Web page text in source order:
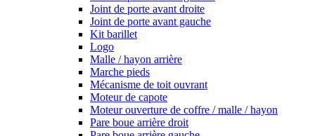
Joint de porte avant droite
Joint de porte avant gauche
Kit barillet
Logo
Malle / hayon arrière
Marche pieds
Mécanisme de toit ouvrant
Moteur de capote
Moteur ouverture de coffre / malle / hayon
Pare boue arrière droit